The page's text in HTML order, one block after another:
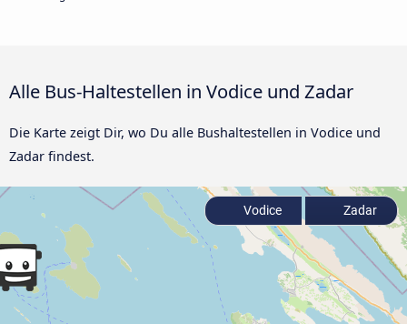
Alle Bus-Haltestellen in Vodice und Zadar
Die Karte zeigt Dir, wo Du alle Bushaltestellen in Vodice und
Zadar findest.
Vodice Zadar